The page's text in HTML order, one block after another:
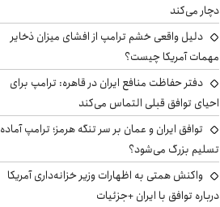
دچار می‌کند
دلیل واقعی خشم ترامپ از افشای میزان ذخایر
مهمات آمریکا چیست؟
دفتر حفاظت منافع ایران در قاهره: ترامپ برای
احیای توافق قبلی التماس می‌کند
توافق ایران و عمان بر سر تنگه هرمز؛ ترامپ آماده
تسلیم بزرگ می‌شود؟
واکنش همتی به اظهارات وزیر خزانه‌داری آمریکا
درباره توافق با ایران +جزئیات